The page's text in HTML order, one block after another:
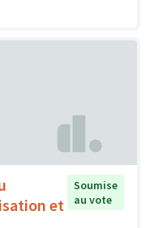
et
Soumise
au vote